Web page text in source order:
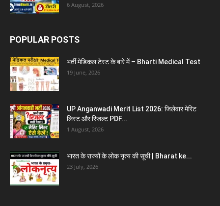
6 August, 2026
POPULAR POSTS
भर्ती मेडिकल टेस्ट के बारे में – Bharti Medical Test
19 June, 2026
UP Anganwadi Merit List 2026: जिलेवार मेरिट
लिस्ट और रिजल्ट PDF...
1 August, 2026
भारत के राज्यों के लोक नृत्य की सूची | Bharat ke...
23 July, 2026